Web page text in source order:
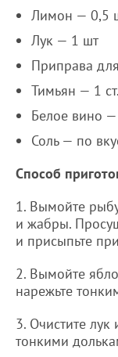
Лимон — 0,5
Лук — 1 шт
Приправа
Тимьян — 1
Белое вино
Соль — по
Способ
1. Вымойте
и жабры.
и присыпьте
2. Вымойте
нарежьте
3. Очистите
тонкими